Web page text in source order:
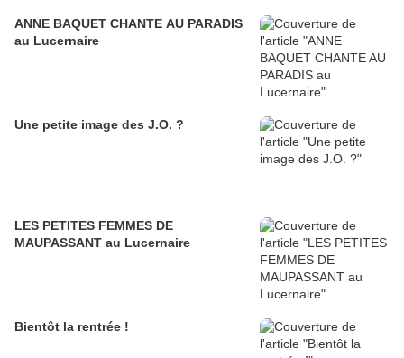
ANNE BAQUET CHANTE AU PARADIS
au Lucernaire
Une petite image des J.O. ?
LES PETITES FEMMES DE
MAUPASSANT au Lucernaire
Bientôt la rentrée !